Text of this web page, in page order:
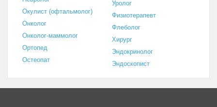
Окулист (офтальмолог)
Онколог
Онколог-маммолог
Ортопед
Остеопат
Уролог
Физиотерапевт
Флеболог
Хирург
Эндокринолог
Эндоскопист